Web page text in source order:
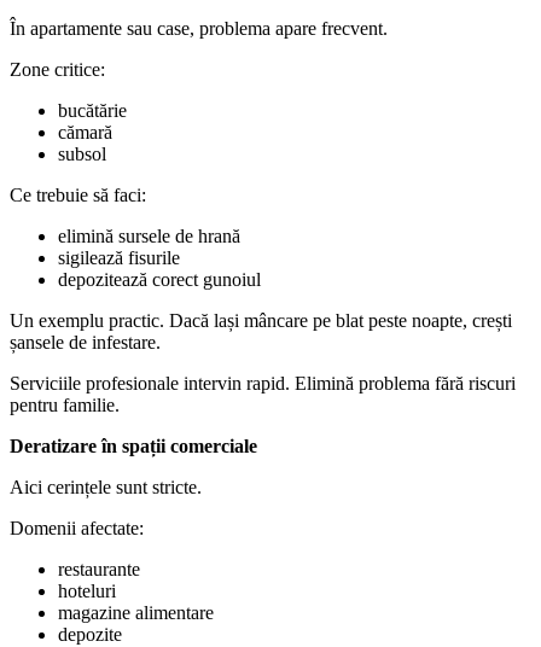
În apartamente sau case, problema apare frecvent.
Zone critice:
bucătărie
cămară
subsol
Ce trebuie să faci:
elimină sursele de hrană
sigilează fisurile
depozitează corect gunoiul
Un exemplu practic. Dacă lași mâncare pe blat peste noapte, crești
șansele de infestare.
Serviciile profesionale intervin rapid. Elimină problema fără riscuri
pentru familie.
Deratizare în spații comerciale
Aici cerințele sunt stricte.
Domenii afectate:
restaurante
hoteluri
magazine alimentare
depozite